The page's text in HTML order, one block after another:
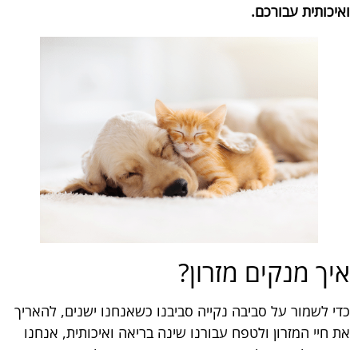
ואיכותית עבורכם.
איך מנקים מזרון?
כדי לשמור על סביבה נקייה סביבנו כשאנחנו ישנים, להאריך
את חיי המזרון ולטפח עבורנו שינה בריאה ואיכותית, אנחנו